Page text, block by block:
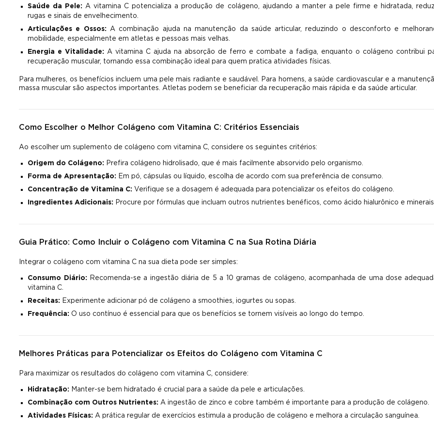
Saúde da Pele: A vitamina C potencializa a produção de colágeno, ajudando a manter a pele firme e hidratada,
rugas e sinais de envelhecimento.
Articulações e Ossos: A combinação ajuda na manutenção da saúde articular, reduzindo o desconforto e
mobilidade, especialmente em atletas e pessoas mais velhas.
Energia e Vitalidade: A vitamina C ajuda na absorção de ferro e combate a fadiga, enquanto o colágeno contribui
recuperação muscular, tornando essa combinação ideal para quem pratica atividades físicas.
Para mulheres, os benefícios incluem uma pele mais radiante e saudável. Para homens, a saúde cardiovascular e a
massa muscular são aspectos importantes. Atletas podem se beneficiar da recuperação mais rápida e da saúde articular.
Como Escolher o Melhor Colágeno com Vitamina C: Critérios Essenciais
Ao escolher um suplemento de colágeno com vitamina C, considere os seguintes critérios:
Origem do Colágeno: Prefira colágeno hidrolisado, que é mais facilmente absorvido pelo organismo.
Forma de Apresentação: Em pó, cápsulas ou líquido, escolha de acordo com sua preferência de consumo.
Concentração de Vitamina C: Verifique se a dosagem é adequada para potencializar os efeitos do colágeno.
Ingredientes Adicionais: Procure por fórmulas que incluam outros nutrientes benéficos, como ácido hialurônico e
Guia Prático: Como Incluir o Colágeno com Vitamina C na Sua Rotina Diária
Integrar o colágeno com vitamina C na sua dieta pode ser simples:
Consumo Diário: Recomenda-se a ingestão diária de 5 a 10 gramas de colágeno, acompanhada de uma dose
vitamina C.
Receitas: Experimente adicionar pó de colágeno a smoothies, iogurtes ou sopas.
Frequência: O uso contínuo é essencial para que os benefícios se tornem visíveis ao longo do tempo.
Melhores Práticas para Potencializar os Efeitos do Colágeno com Vitamina C
Para maximizar os resultados do colágeno com vitamina C, considere:
Hidratação: Manter-se bem hidratado é crucial para a saúde da pele e articulações.
Combinação com Outros Nutrientes: A ingestão de zinco e cobre também é importante para a produção de colágeno.
Atividades Físicas: A prática regular de exercícios estimula a produção de colágeno e melhora a circulação sanguínea.